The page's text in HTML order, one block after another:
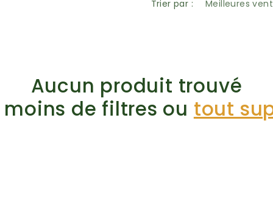
Trier par :
Aucun produit trouvé
de filtres ou tout